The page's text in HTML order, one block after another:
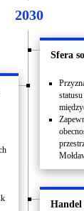
2030
Sfera
Handel